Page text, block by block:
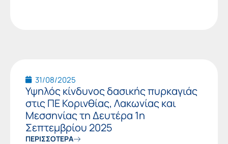
31/08/2025
Υψηλός κίνδυνος δασικής πυρκαγιάς
στις ΠΕ Κορινθίας, Λακωνίας και
Μεσσηνίας τη Δευτέρα 1η
Σεπτεμβρίου 2025
ΠΕΡΙΣΣΟΤΕΡΑ